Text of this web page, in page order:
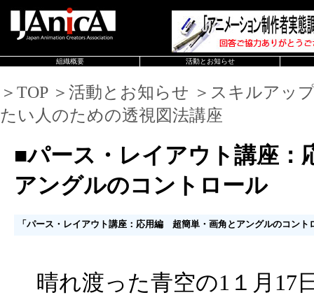
組織概要 活動とお知らせ
＞TOP ＞活動とお知らせ ＞スキルアッ
たい人のための透視図法講座
■パース・レイアウト講座
アングルのコントロール
「パース・レイアウト講座：応用編 超簡単・画角とアングルのコント
晴れ渡った青空の1１月17